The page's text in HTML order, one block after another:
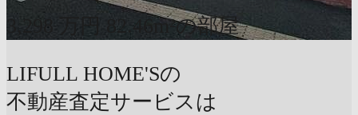
3,298 万円 82.46m²の部屋
LIFULL HOME'Sの
不動産査定サービスは